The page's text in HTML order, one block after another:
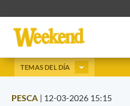
TEMAS DEL DÍA
PESCA | 12-03-2026 15:15